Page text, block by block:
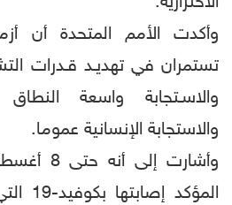
وأكدت الأمم المتحدة أن
تستمران في تهديـد قـدرات
والاستجابة الإنسانية عموما.
وأشارت